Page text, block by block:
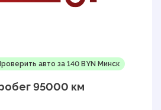
авто за 140 BYN Минск
95000 км